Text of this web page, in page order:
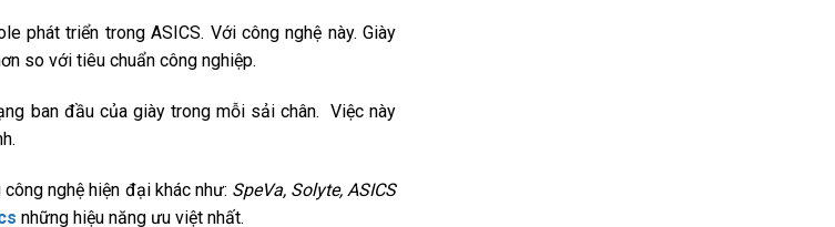
phát triển trong ASICS. Với công nghệ này. Giày
so với tiêu chuẩn công nghiệp.
ban đầu của giày trong mỗi sải chân. Việc này
nghệ hiện đại khác như: SpeVa, Solyte, ASICS
những hiệu năng ưu việt nhất.